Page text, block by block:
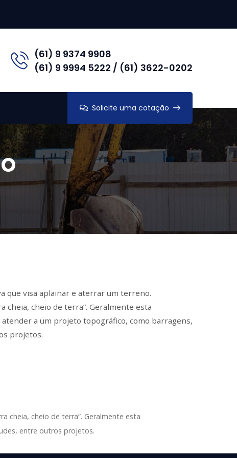
(61) 9 9374 9908
(61) 9 9994 5222 / (61) 3622-0202
Solicite uma cotação
que visa aplainar e aterrar um terreno.
cheia, cheio de terra”. Geralmente esta
a um projeto topográfico, como barragens,
projetos.
cheia, cheio de terra”. Geralmente esta
entre outros projetos.